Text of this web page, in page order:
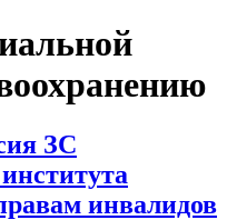
ЗС
инвалидов